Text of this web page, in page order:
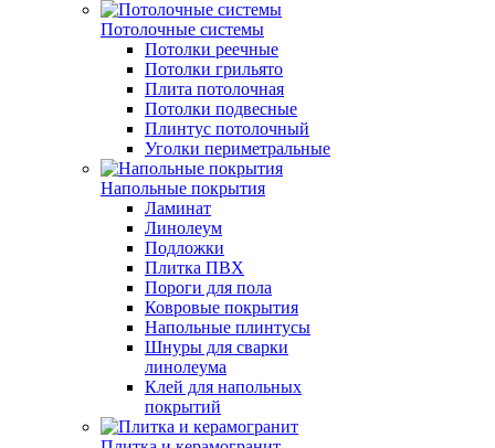
Потолочные системы
Потолки реечные
Потолки грильято
Плита потолочная
Потолки подвесные
Плинтус потолочный
Уголки периметральные
Напольные покрытия
Ламинат
Линолеум
Подложки
Плитка ПВХ
Пороги для пола
Ковровые покрытия
Напольные плинтусы
Шнуры для сварки
линолеума
Клей для напольных
покрытий